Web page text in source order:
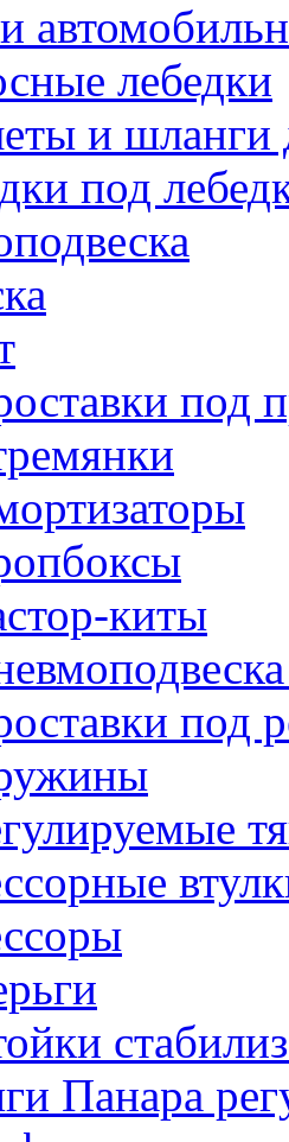
лебедки
и шланги
под
под
киты
под
Панара